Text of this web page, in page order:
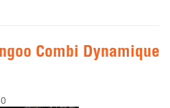
Combi Dynamique